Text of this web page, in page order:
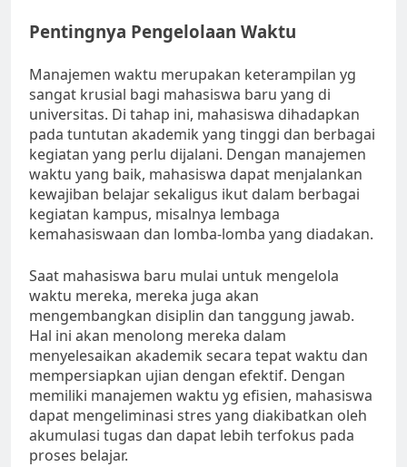
Pentingnya Pengelolaan Waktu
Manajemen waktu merupakan keterampilan yg
sangat krusial bagi mahasiswa baru yang di
universitas. Di tahap ini, mahasiswa dihadapkan
pada tuntutan akademik yang tinggi dan berbagai
kegiatan yang perlu dijalani. Dengan manajemen
waktu yang baik, mahasiswa dapat menjalankan
kewajiban belajar sekaligus ikut dalam berbagai
kegiatan kampus, misalnya lembaga
kemahasiswaan dan lomba-lomba yang diadakan.
Saat mahasiswa baru mulai untuk mengelola
waktu mereka, mereka juga akan
mengembangkan disiplin dan tanggung jawab.
Hal ini akan menolong mereka dalam
menyelesaikan akademik secara tepat waktu dan
mempersiapkan ujian dengan efektif. Dengan
memiliki manajemen waktu yg efisien, mahasiswa
dapat mengeliminasi stres yang diakibatkan oleh
akumulasi tugas dan dapat lebih terfokus pada
proses belajar.